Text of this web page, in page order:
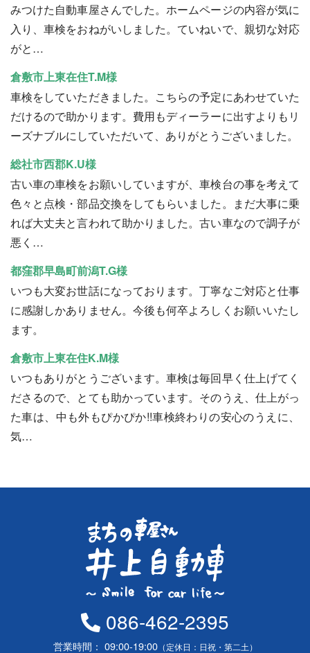
みつけた自動車屋さんでした。ホームページの内容が気に
入り、車検をおねがいしました。ていねいで、親切な対応
がと…
倉敷市上東在住T.M様
車検をしていただきました。こちらの予定にあわせていた
だけるので助かります。費用もディーラーに出すよりもリ
ーズナブルにしていただいて、ありがとうございました。
総社市西郡K.U様
古い車の車検をお願いしていますが、車検台の事を考えて
色々と点検・部品交換をしてもらいました。まだ大事に乗
れば大丈夫と言われて助かりました。古い車なので調子が
悪く…
都窪郡早島町前潟T.G様
いつも大変お世話になっております。丁寧なご対応と仕事
に感謝しかありません。今後も何卒よろしくお願いいたし
ます。
倉敷市上東在住K.M様
いつもありがとうございます。車検は毎回早く仕上げてく
ださるので、とても助かっています。そのうえ、仕上がっ
た車は、中も外もぴかぴか!!車検終わりの安心のうえに、
気…
086-462-2395
営業時間 09:00-19:00（定休日：日祝・第二土）